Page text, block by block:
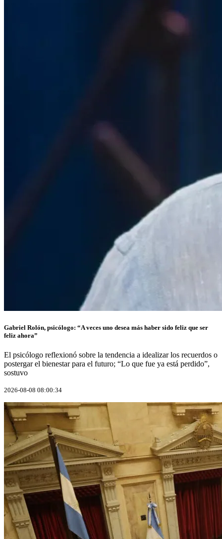
Gabriel Rolón, psicólogo: “A veces uno desea más haber sido feliz que ser
feliz ahora”
El psicólogo reflexionó sobre la tendencia a idealizar los recuerdos o
postergar el bienestar para el futuro; “Lo que fue ya está perdido”,
sostuvo
2026-08-08 08:00:34